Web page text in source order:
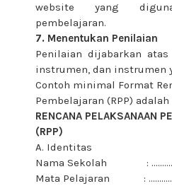
website yang
pembelajaran.
7. Menentukan Penilaian
Penilaian dijabarkan
instrumen, dan instrumen
Contoh minimal Format
Pembelajaran (RPP)
RENCANA PELAKSANAAN
(RPP)
A. Identitas
Nama Sekolah :
Mata Pelajaran :